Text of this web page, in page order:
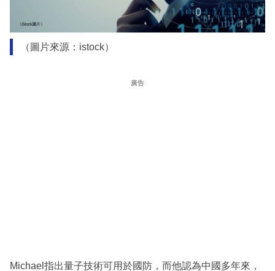
（圖片來源：istock）
廣告
Michael指出量子技術可用於國防，而他認為中國多年來，